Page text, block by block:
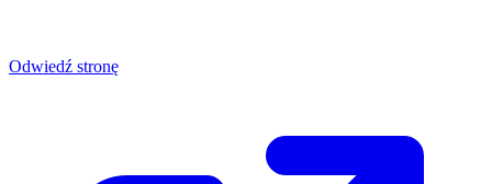
Odwiedź stronę